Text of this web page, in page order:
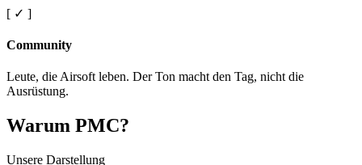
[ ✓ ]
Community
Leute, die Airsoft leben. Der Ton macht den Tag, nicht die
Ausrüstung.
Warum PMC?
Unsere Darstellung